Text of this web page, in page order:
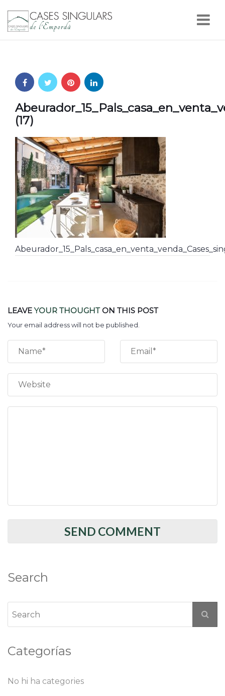
(17)
LEAVEYOUR THOUGHTON THIS POST
Your email address will not be published.
Search
Categorías
No hi ha categories